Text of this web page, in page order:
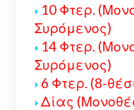
10 Φτερ.
Συρόμενος)
14 Φτερ.
Συρόμενος)
6 Φτερ. (8-
Δίας